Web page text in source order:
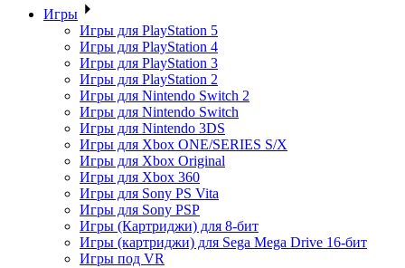
Игры
Игры для PlayStation 5
Игры для PlayStation 4
Игры для PlayStation 3
Игры для PlayStation 2
Игры для Nintendo Switch 2
Игры для Nintendo Switch
Игры для Nintendo 3DS
Игры для Xbox ONE/SERIES S/X
Игры для Xbox Original
Игры для Xbox 360
Игры для Sony PS Vita
Игры для Sony PSP
Игры (Картриджи) для 8-бит
Игры (картриджи) для Sega Mega Drive 16-бит
Игры под VR